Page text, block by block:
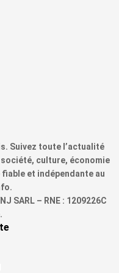
Suivez toute l’actualité
culture, économie
et indépendante au
SARL – RNE : 1209226C